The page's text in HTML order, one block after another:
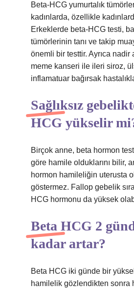
Beta-HCG yumurtalık
kadınlarda, özellikle
Erkeklerde beta-HCG testi,
tümörlerinin tanı ve takip
önemli bir testtir. Ayrıca nadir
meme kanseri ile ileri siroz,
inflamatuar bağırsak
Sağlıksız
HCG yükselir
Birçok anne, beta hormon
göre hamile olduklarını bilir,
hormon hamileliğin uterusta
göstermez. Fallop gebelik
HCG hormonu da yüksek
Beta HCG 2
kadar artar?
Beta HCG iki günde bir
hamilelik gözlendikten sonra